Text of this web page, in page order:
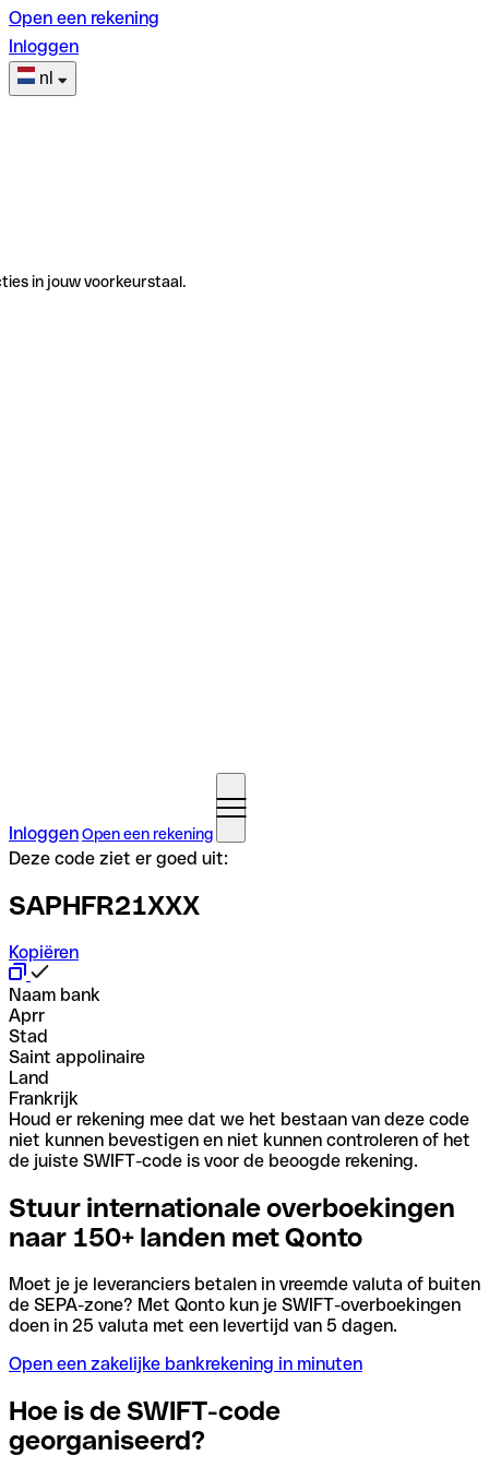
Open een rekening
Inloggen
nl
in jouw voorkeurstaal.
InloggenOpen een rekening
Deze code ziet er goed uit:
SAPHFR21XXX
Kopiëren
Naam bank
Aprr
Stad
Saint appolinaire
Land
Frankrijk
Houd er rekening mee dat we het bestaan van deze code
niet kunnen bevestigen en niet kunnen controleren of het
de juiste SWIFT-code is voor de beoogde rekening.
Stuur internationale overboekingen
naar 150+ landen met Qonto
Moet je je leveranciers betalen in vreemde valuta of buiten
de SEPA-zone? Met Qonto kun je SWIFT-overboekingen
doen in 25 valuta met een levertijd van 5 dagen.
Open een zakelijke bankrekening in minuten
Hoe is de SWIFT-code
georganiseerd?